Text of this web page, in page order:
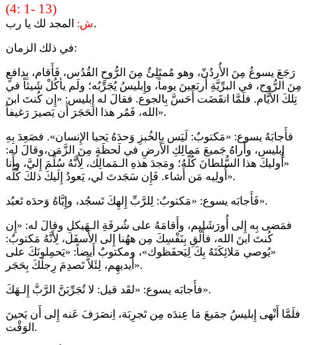
(4: 1- 13)
ش:المجد لك يا رب.
في ذلك الزمان:
رَجَعَ يسوعُ مِنَ الأُردُنّ، وهو مُمتَلِئٌ مِنَ الرُّوحِ القُدُس، فَأَقام، بِدافعٍ
مِنَ الرُّوح، في البرِّيَّةِ أَربَعينَ يوماً، وإِبليسُ يُجَرِّبُه؛ ولَم يأكُلْ شَيئاً في
تِلكَ الأَيَّام. فلَمَّا انقَضَت أَحَسَّ بِالجوع. فقالَ له إِبليس: «إِن كُنتَ ابنَ
الله، فَمُر هذا الحَجَرَ أَن يَصيرَ رَغيفاً».
فأَجابَهُ يسوع: «مَكتوبٌ: لَيَس بِالخُبزِ وَحدَهُ يَحيا الإِنسان». فصَعِدَ بِهِ
إِبليس، وأَراهُ جَميعَ مَمالِكِ الأَرضِ في لَحظَةٍ مِنَ الزَّمَن،وقالَ له:
«أُوليكَ هذا السُّلطانَ كُلَّهُ؛ ومَجدَ هذهِ الـمَمالِك، لِأَنَّهُ سُلِّمَ إِليَّ، وأَنا
أُولِيه مَن أَشاء. فَإِن سَجَدتَ لي، يَعودُ إِلَيكَ ذلكَ كُلُّه».
فَأَجابَه يسوع: «مَكتوبٌ: لِلرَّبِّ إِلهِكَ تَسجُد، وإِيَّاهُ وَحدَه تَعبُد».
فمَضى بِه إِلى أُورَشَليم، وأَقامَهُ على شُرفَةِ الـهَيكلِ وقالَ له: «إِن
كُنتَ ابنَ الله، فأَلْقِ بِنَفْسِكَ مِن ههُنا إِلى الأَسفَل، لِأَنَّهُ مَكتوبٌ:
«يُوصي مَلائِكَتَهُ بِكَ لِيَحفَظوك»، ومكتوبٌ أَيضاً: «يَحمِلونَكَ على
أَيديهِم، لِئَلاَّ تَصدِمَ رِجلَكَ بِحَجَر».
فأَجابَه يسوع: «لقَد قيل: لا تُجَرِّبَنَّ الرَّبَّ إِلـهَكَ».
فلَمَّا أَنْهى إِبليسُ جمَيعَ مَا عِندَه مِن تَجرِبَة، اِنصَرَفَ عَنه إِلى أَن يَحينَ
الوَقْت.